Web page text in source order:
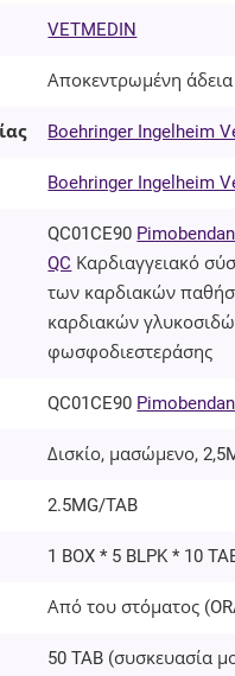
VETMEDIN
Αποκεντρωμένη άδεια
Boehringer Ingelheim
Boehringer Ingelheim
QC01CE90
QC Καρδιαγγειακό
των καρδιακών
καρδιακών
φωσφοδιεστεράσης
QC01CE90
Δισκίο, μασώμενο,
2.5MG/TAB
1 BOX * 5 BLPK * 10
Από του στόματος (
50TAB (συσκευασία